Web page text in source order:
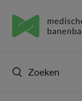
Zoeken